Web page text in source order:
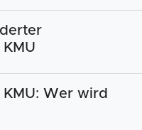
Wer wird